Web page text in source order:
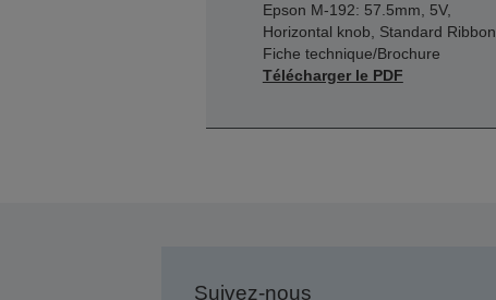
Epson M-192: 57.5mm, 5V,
Horizontal knob, Standard Ribbon
Fiche technique/Brochure
Télécharger le PDF
Suivez-nous